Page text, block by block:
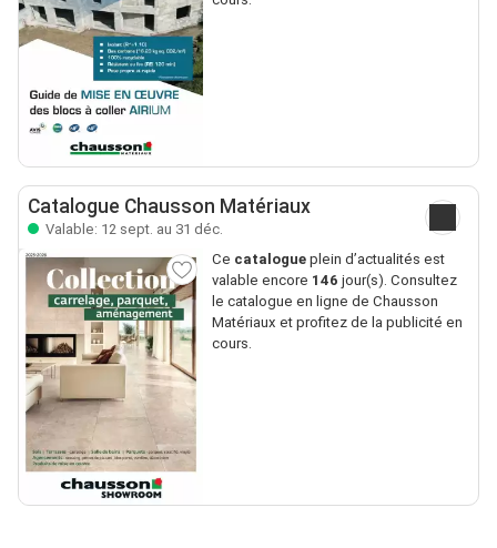
Catalogue Chausson Matériaux
Valable: 12 sept. au 31 déc.
Ce catalogueplein d’actualités est
valable encore 146 jour(s). Consultez
le catalogue en ligne de Chausson
Matériaux et profitez de la publicité en
cours.